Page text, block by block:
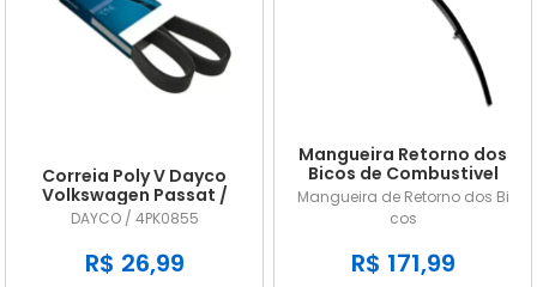
Correia Poly V Dayco
Volkswagen Passat /
Variant (importado) 1.8
20V / 1.8 20V Turbo 1996
1997 1998 1999 GIR / ACD
4PK0855
DAYCO / 4PK0855
R$ 26,99
Mangueira Retorno dos
Bicos de Combustivel
Nissan Frontier 2.8 MWM
9053156
Mangueira de Retorno dos Bi
cos
R$ 171,99